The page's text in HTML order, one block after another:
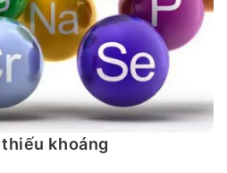
khoáng